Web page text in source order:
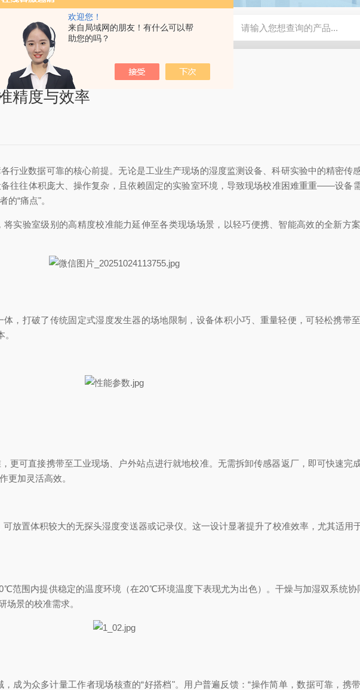
欢迎您！
来自局域网的朋友！有什么可以帮
助您的吗？
空气净化实验用香烟烟雾发生器 亿科 实验室SCR脱硝催化剂评价装置 亿科 实验室
精度与效率
行业数据可靠的核心前提。无论是工业生产现场的湿度监测设备、科研实验中的精密传
往往体积庞大、操作复杂，且依赖固定的实验室环境，导致现场校准困难重重——设备
“痛点"。
实验室级别的高精度校准能力延伸至各类现场场景，以轻巧便携、智能高效的全新方
，打破了传统固定式湿度发生器的场地限制，设备体积小巧、重量轻便，可轻松携带
更可直接携带至工业现场、户外站点进行就地校准。无需拆卸传感器返厂，即可快速完
更加灵活高效。
放置体积较大的无探头湿度变送器或记录仪。这一设计显著提升了校准效率，尤其适用
范围内提供稳定的温度环境（在20℃环境温度下表现尤为出色）。干燥与加湿双系统协
场景的校准需求。
成为众多计量工作者现场核查的“好搭档"。用户普遍反馈：“操作简单，数据可靠，携